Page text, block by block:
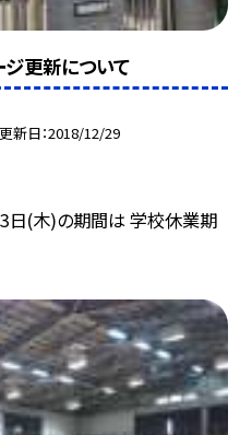
更新について
更新日 2018/12/29
日(木)の期間は 学校休業期